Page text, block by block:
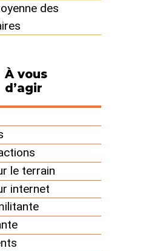
des
À vous
d’agir
le terrain
internet
le domaine de la politique
nucléaire en particulier,
la Présidence actuelle –
(Hélas !), impose ses vues
société. rappelons nous le